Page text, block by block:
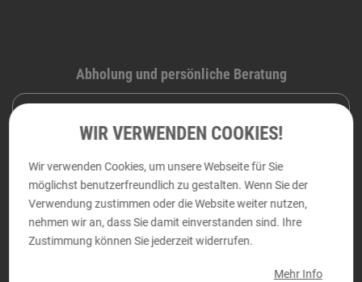
Abholung und persönliche Beratung
DRUCKRAUM
Montag - Donnerstag von
9:00 bis 18:00
Freitag von9:00 bis 14:00
WIR VERWENDEN COOKIES!
Wir verwenden Cookies, um unsere Webseite für Sie
möglichst benutzerfreundlich zu gestalten. Wenn Sie der
Verwendung zustimmen oder die Website weiter nutzen,
nehmen wir an, dass Sie damit einverstanden sind. Ihre
Zustimmung können Sie jederzeit widerrufen.
Mehr Info